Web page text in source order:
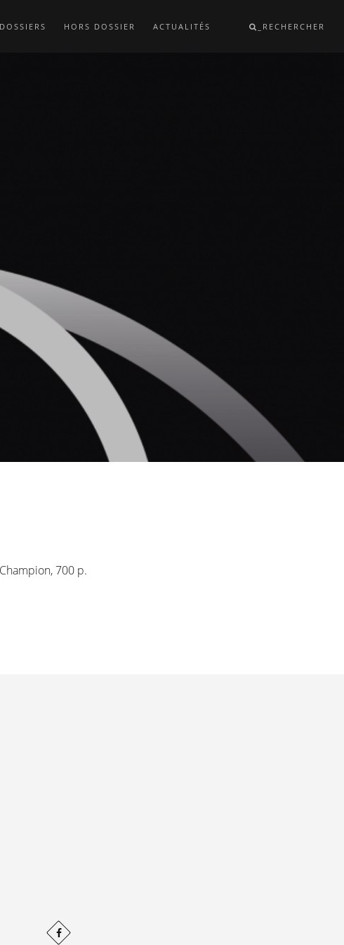
DOSSIERS HORS DOSSIER ACTUALITÉS _RECHERCHER
700 p.